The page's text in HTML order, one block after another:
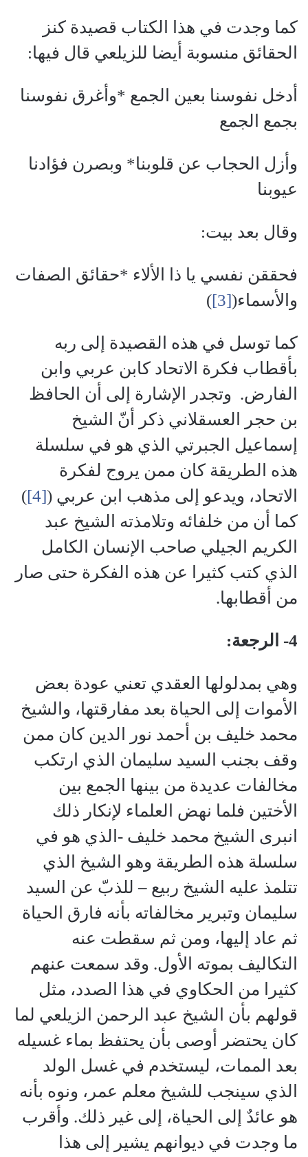
كما وجدت في هذا الكتاب قصيدة كنز
الحقائق منسوبة أيضا للزيلعي قال فيها:
أدخل نفوسنا بعين الجمع *وأغرق نفوسنا
بجمع الجمع
وأزل الحجاب عن قلوبنا* وبصرن فؤادنا
عيوبنا
وقال بعد بيت:
فحققن نفسي يا ذا الألاء *حقائق الصفات
والأسماء([3]
)
كما توسل في هذه القصيدة إلى ربه
بأقطاب فكرة الاتحاد كابن عربي وابن
الفارض. وتجدر الإشارة إلى أن الحافظ
بن حجر العسقلاني ذكر أنّ الشيخ
إسماعيل الجبرتي الذي هو في سلسلة
هذه الطريقة كان ممن يروج لفكرة
الاتحاد، ويدعو إلى مذهب ابن عربي ([4]
)
كما أن من خلفائه وتلامذته الشيخ عبد
الكريم الجيلي صاحب الإنسان الكامل
الذي كتب كثيرا عن هذه الفكرة حتى صار
من أقطابها.
4- الرجعة:
وهي بمدلولها العقدي تعني عودة بعض
الأموات إلى الحياة بعد مفارقتها، والشيخ
محمد خليف بن أحمد نور الدين كان ممن
وقف بجنب السيد سليمان الذي ارتكب
مخالفات عديدة من بينها الجمع بين
الأختين فلما نهض العلماء لإنكار ذلك
انبرى الشيخ محمد خليف -الذي هو في
سلسلة هذه الطريقة وهو الشيخ الذي
تتلمذ عليه الشيخ ربيع – للذبّ عن السيد
سليمان وتبرير مخالفاته بأنه فارق الحياة
ثم عاد إليها، ومن ثم سقطت عنه
التكاليف بموته الأول. وقد سمعت عنهم
كثيرا من الحكاوي في هذا الصدد، مثل
قولهم بأن الشيخ عبد الرحمن الزيلعي لما
كان يحتضر أوصى بأن يحتفظ بماء غسيله
بعد الممات، ليستخدم في غسل الولد
الذي سينجب للشيخ معلم عمر، ونوه بأنه
هو عائدٌ إلى الحياة، إلى غير ذلك. وأقرب
ما وجدت في ديوانهم يشير إلى هذا